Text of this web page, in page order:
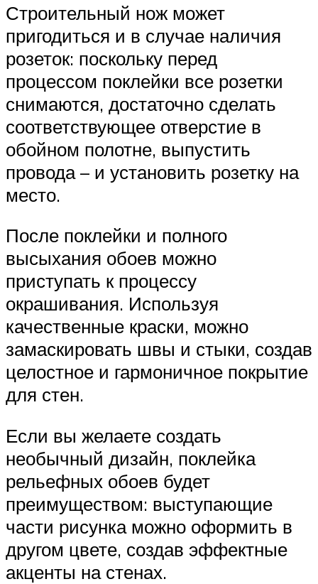
Строительный нож может
пригодиться и в случае наличия
розеток: поскольку перед
процессом поклейки все розетки
снимаются, достаточно сделать
соответствующее отверстие в
обойном полотне, выпустить
провода – и установить розетку на
место.
После поклейки и полного
высыхания обоев можно
приступать к процессу
окрашивания. Используя
качественные краски, можно
замаскировать швы и стыки, создав
целостное и гармоничное покрытие
для стен.
Если вы желаете создать
необычный дизайн, поклейка
рельефных обоев будет
преимуществом: выступающие
части рисунка можно оформить в
другом цвете, создав эффектные
акценты на стенах.